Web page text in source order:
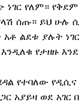
የለም።
ሰጡ። ይህ ሁሉ
አቶ ልደቱ ያሉት
የታዘዙ
የተባለው
አያይዛ ወደ